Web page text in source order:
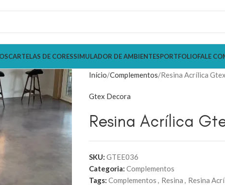
CARTELAS DE CORESSIMULADOR DE AMBIENTESPORTFOLIOFALE
Início Complementos Resina Acrílica Gtex
Gtex Decora
Resina Acrílica
SKU: GTEE036
Categoria: Complementos
Tags: Complementos , Resina , Resina